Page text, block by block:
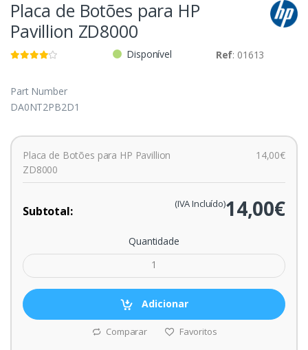
Placa de Botões para HP
Pavillion ZD8000
Disponível Ref: 01613
Part Number
DA0NT2PB2D1
Placa de Botões para HP Pavillion
ZD8000
14,00€
Subtotal: 14,00€
(IVA Incluído)
Quantidade
Adicionar
Comparar Favoritos